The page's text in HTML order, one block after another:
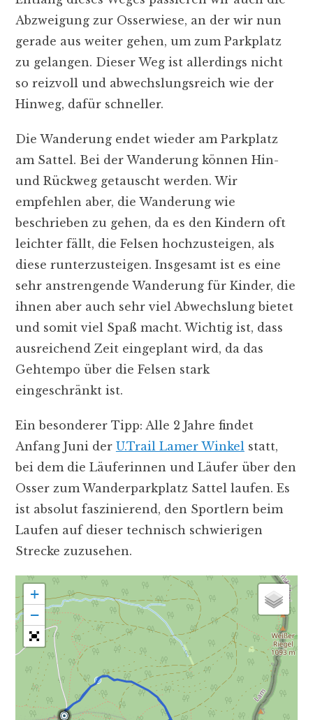
Abzweigung zur Osserwiese, an der wir nun
gerade aus weiter gehen, um zum Parkplatz
zu gelangen. Dieser Weg ist allerdings nicht
so reizvoll und abwechslungsreich wie der
Hinweg, dafür schneller.
Die Wanderung endet wieder am Parkplatz
am Sattel. Bei der Wanderung können Hin-
und Rückweg getauscht werden. Wir
empfehlen aber, die Wanderung wie
beschrieben zu gehen, da es den Kindern oft
leichter fällt, die Felsen hochzusteigen, als
diese runterzusteigen. Insgesamt ist es eine
sehr anstrengende Wanderung für Kinder, die
ihnen aber auch sehr viel Abwechslung bietet
und somit viel Spaß macht. Wichtig ist, dass
ausreichend Zeit eingeplant wird, da das
Gehtempo über die Felsen stark
eingeschränkt ist.
Ein besonderer Tipp: Alle 2 Jahre findet
Anfang Juni der U.Trail Lamer Winkel statt,
bei dem die Läuferinnen und Läufer über den
Osser zum Wanderparkplatz Sattel laufen. Es
ist absolut faszinierend, den Sportlern beim
Laufen auf dieser technisch schwierigen
Strecke zuzusehen.
+
−